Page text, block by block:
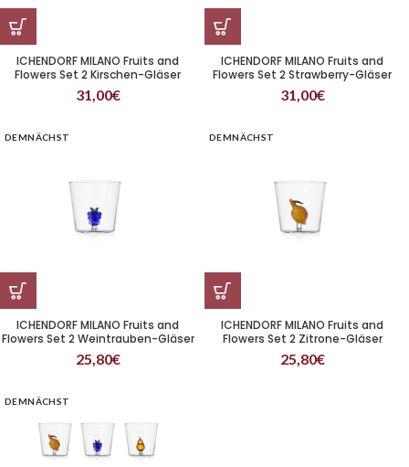
ICHENDORF MILANO Fruits and
Flowers Set 2 Kirschen-Gläser
31,00€
ICHENDORF MILANO Fruits and
Flowers Set 2 Strawberry-Gläser
31,00€
DEMNÄCHST
ICHENDORF MILANO Fruits and
Flowers Set 2 Weintrauben-Gläser
25,80€
DEMNÄCHST
ICHENDORF MILANO Fruits and
Flowers Set 2 Zitrone-Gläser
25,80€
DEMNÄCHST